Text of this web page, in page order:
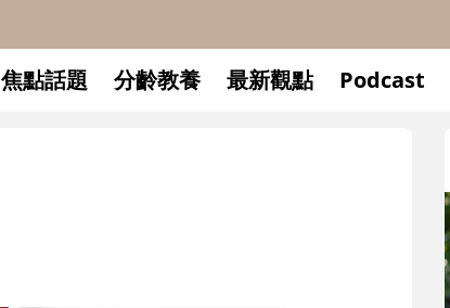
焦點話題 分齡教養 最新觀點 Podcast